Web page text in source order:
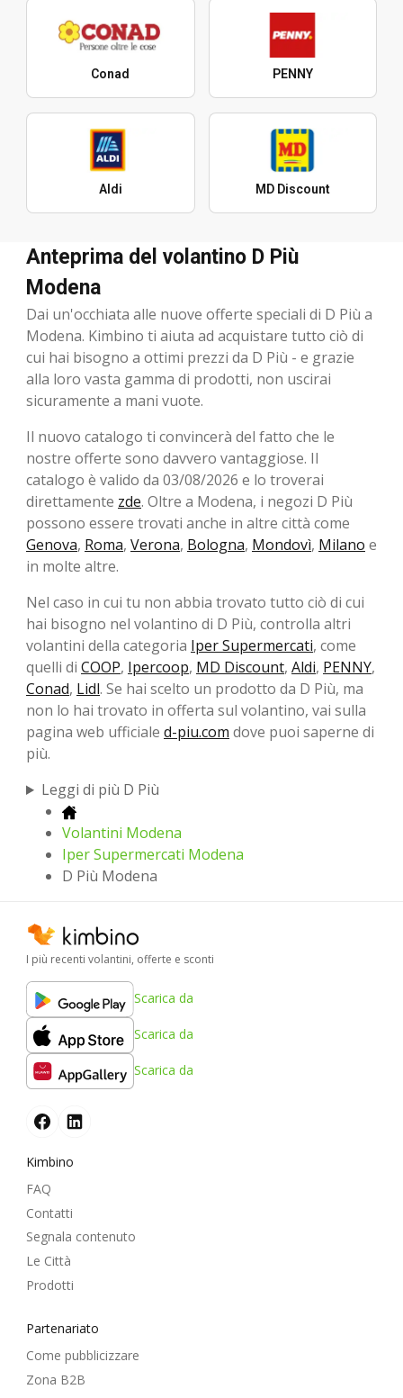
Conad PENNY
Aldi MD Discount
Anteprima del volantino D Più
Modena
Dai un'occhiata alle nuove offerte speciali di D Più a
Modena. Kimbino ti aiuta ad acquistare tutto ciò di
cui hai bisogno a ottimi prezzi da D Più - e grazie
alla loro vasta gamma di prodotti, non uscirai
sicuramente a mani vuote.
Il nuovo catalogo ti convincerà del fatto che le
nostre offerte sono davvero vantaggiose. Il
catalogo è valido da 03/08/2026 e lo troverai
direttamente zde. Oltre a Modena, i negozi D Più
possono essere trovati anche in altre città come
Genova, Roma, Verona, Bologna, Mondovì, Milano e
in molte altre.
Nel caso in cui tu non abbia trovato tutto ciò di cui
hai bisogno nel volantino di D Più, controlla altri
volantini della categoria Iper Supermercati, come
quelli di COOP, Ipercoop, MD Discount, Aldi, PENNY,
Conad, Lidl. Se hai scelto un prodotto da D Più, ma
non lo hai trovato in offerta sul volantino, vai sulla
pagina web ufficiale d-piu.com dove puoi saperne di
più.
Leggi di più D Più
Volantini Modena
Iper Supermercati Modena
D Più Modena
I più recenti volantini, offerte e sconti
Scarica da
Scarica da
Scarica da
Kimbino
FAQ
Contatti
Segnala contenuto
Le Città
Prodotti
Partenariato
Come pubblicizzare
Zona B2B